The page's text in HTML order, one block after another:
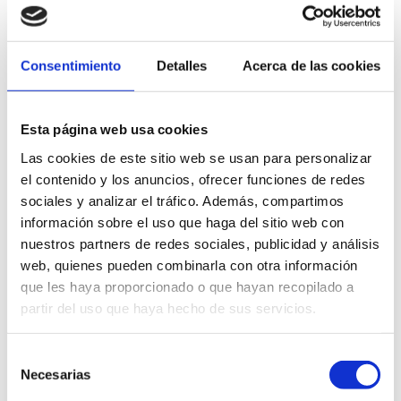
Consentimiento Detalles Acerca de las cookies
Esta página web usa cookies
Las cookies de este sitio web se usan para personalizar
el contenido y los anuncios, ofrecer funciones de redes
sociales y analizar el tráfico. Además, compartimos
información sobre el uso que haga del sitio web con
nuestros partners de redes sociales, publicidad y análisis
web, quienes pueden combinarla con otra información
que les haya proporcionado o que hayan recopilado a
partir del uso que haya hecho de sus servicios.
Necesarias
Actividades y deportes en
mar
El Mediterráneo es el gran escenario de Dénia. Sus vientos son
idóneos para practicar deportes de vela. La belleza de sus
náutico. Adentrarse en la reserva en kayak, con los imponentes
acantilados de fondo o disfrutar de una puesta de sol desde el